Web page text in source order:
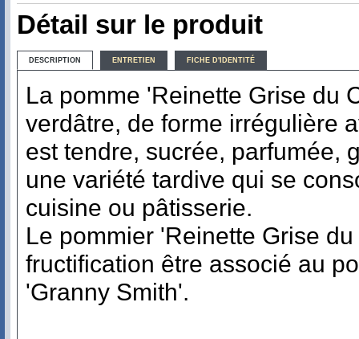
Détail sur le produit
DESCRIPTION ENTRETIEN FICHE D'IDENTITÉ
La pomme 'Reinette Grise du
verdâtre, de forme irrégulière
est tendre, sucrée, parfumée,
une variété tardive qui se
cuisine ou pâtisserie.
Le pommier 'Reinette Grise
fructification être associé au
'Granny Smith'.